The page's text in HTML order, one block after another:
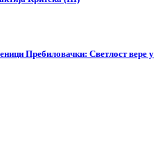
Пребиловачки: Светлост вере у